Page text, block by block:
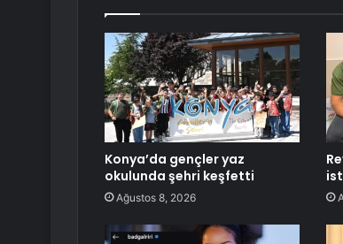
Konya’da gençler yaz
okulunda şehri keşfetti
Ağustos 8, 2026